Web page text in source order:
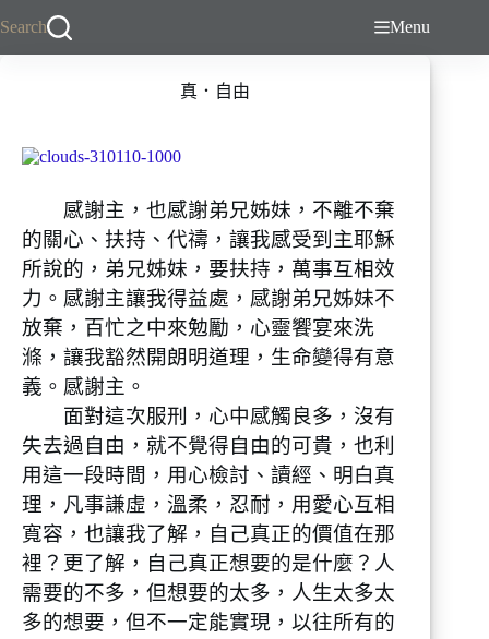
Search Menu
真．自由
感謝主，也感謝弟兄姊妹，不離不棄
的關心、扶持、代禱，讓我感受到主耶穌
所說的，弟兄姊妹，要扶持，萬事互相效
力。感謝主讓我得益處，感謝弟兄姊妹不
放棄，百忙之中來勉勵，心靈饗宴來洗
滌，讓我豁然開朗明道理，生命變得有意
義。感謝主。
面對這次服刑，心中感觸良多，沒有
失去過自由，就不覺得自由的可貴，也利
用這一段時間，用心檢討、讀經、明白真
理，凡事謙虛，溫柔，忍耐，用愛心互相
寬容，也讓我了解，自己真正的價值在那
裡？更了解，自己真正想要的是什麼？人
需要的不多，但想要的太多，人生太多太
多的想要，但不一定能實現，以往所有的